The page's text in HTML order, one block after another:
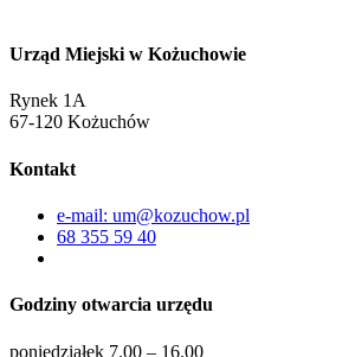
Urząd Miejski w Kożuchowie
Rynek 1A
67-120 Kożuchów
Kontakt
e-mail: um@kozuchow.pl
68 355 59 40
Godziny otwarcia urzędu
poniedziałek 7.00 – 16.00